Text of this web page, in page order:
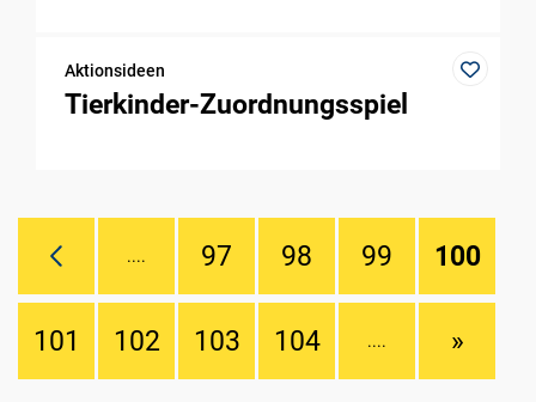
Aktionsideen
Tierkinder-Zuordnungsspiel
.... 97 98 99 100
101 102 103 104 .... »